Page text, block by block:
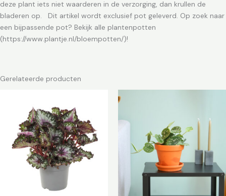
deze plant iets niet waarderen in de verzorging, dan krullen de
bladeren op. Dit artikel wordt exclusief pot geleverd. Op zoek naar
een bijpassende pot? Bekijk alle plantenpotten
(https://www.plantje.nl/bloempotten/)!
Gerelateerde producten